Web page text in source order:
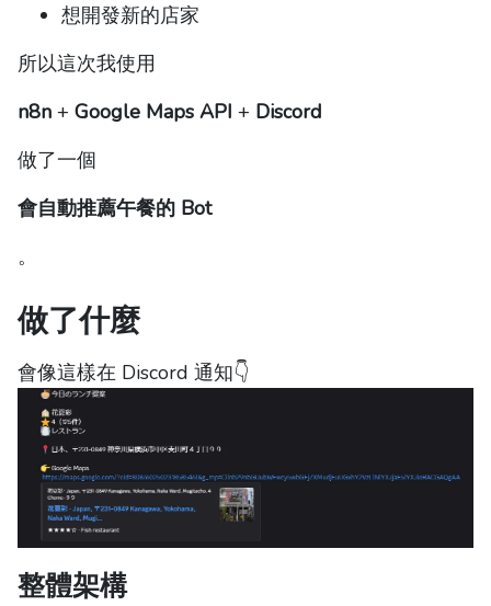
想開發新的店家
所以這次我使用
n8n + Google Maps API + Discord
做了一個
會自動推薦午餐的 Bot
。
做了什麼
會像這樣在 Discord 通知👇
整體架構